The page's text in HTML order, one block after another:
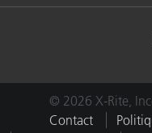
© 2026 X-Rite,
Contact